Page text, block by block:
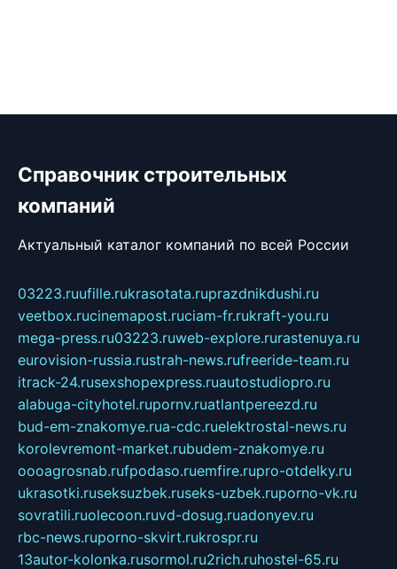
Справочник строительных
компаний
Актуальный каталог компаний по всей России
03223.ruufille.rukrasotata.ruprazdnikdushi.ru
veetbox.rucinemapost.ruciam-fr.rukraft-you.ru
mega-press.ru03223.ruweb-explore.rurastenuya.ru
eurovision-russia.rustrah-news.rufreeride-team.ru
itrack-24.rusexshopexpress.ruautostudiopro.ru
alabuga-cityhotel.rupornv.ruatlantpereezd.ru
bud-em-znakomye.rua-cdc.ruelektrostal-news.ru
korolevremont-market.rubudem-znakomye.ru
oooagrosnab.rufpodaso.ruemfire.rupro-otdelky.ru
ukrasotki.ruseksuzbek.ruseks-uzbek.ruporno-vk.ru
sovratili.ruolecoon.ruvd-dosug.ruadonyev.ru
rbc-news.ruporno-skvirt.rukrospr.ru
13autor-kolonka.rusormol.ru2rich.ruhostel-65.ru